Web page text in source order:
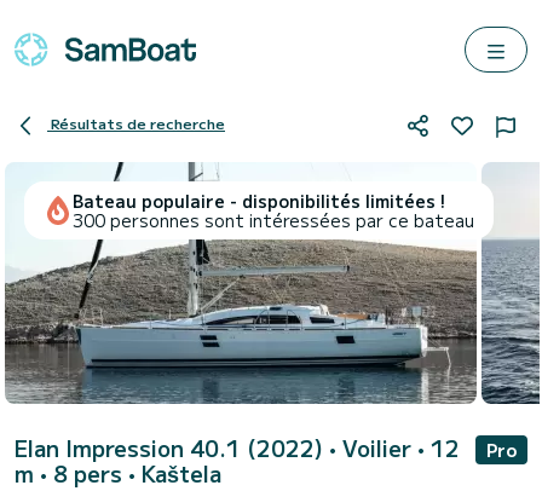
Résultats de recherche
Bateau populaire - disponibilités limitées !
300 personnes sont intéressées par ce bateau
Elan Impression 40.1 (2022) • Voilier • 12
m • 8 pers • Kaštela
Pro